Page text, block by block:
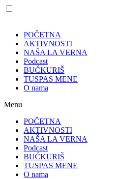
POČETNA
AKTIVNOSTI
NAŠA LA VERNA
Podcast
BUĆKURIŠ
TUSPAS MENE
O nama
Menu
POČETNA
AKTIVNOSTI
NAŠA LA VERNA
Podcast
BUĆKURIŠ
TUSPAS MENE
O nama